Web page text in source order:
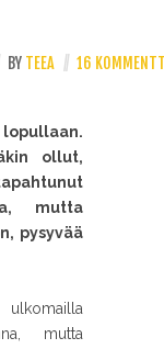
BY TEEA // 16
ollut,
mutta
pysyvää
mutta